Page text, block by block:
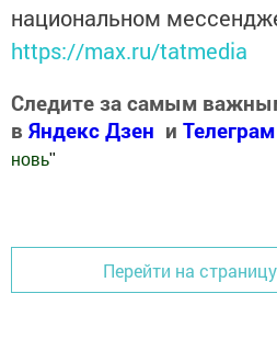
национальном
https://max.ru/tatmedia
Следите за самым
в Яндекс Дзен и
новь"
Перейти на